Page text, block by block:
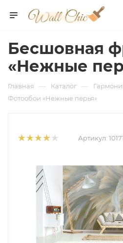
Бесшовная
«Нежные
Главная — Каталог —
Фотообои «Нежные перья»
Артикул: